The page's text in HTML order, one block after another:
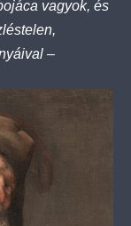
vagyok, és
–